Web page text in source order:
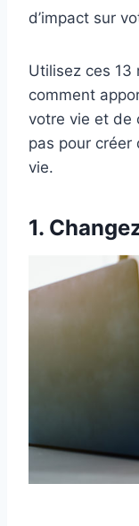
d’impact sur
Utilisez ces 13
comment
votre vie et de
pas pour créer
vie.
1.